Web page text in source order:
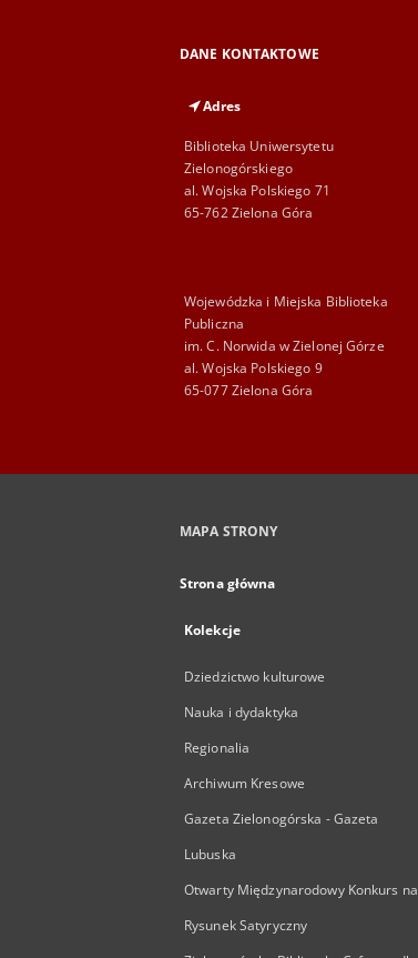
DANE KONTAKTOWE
Adres
Biblioteka Uniwersytetu
Zielonogórskiego
al. Wojska Polskiego 71
65-762 Zielona Góra
Wojewódzka i Miejska Biblioteka
Publiczna
im. C. Norwida w Zielonej Górze
al. Wojska Polskiego 9
65-077 Zielona Góra
MAPA STRONY
Strona główna
Kolekcje
Dziedzictwo kulturowe
Nauka i dydaktyka
Regionalia
Archiwum Kresowe
Gazeta Zielonogórska - Gazeta
Lubuska
Otwarty Międzynarodowy Konkurs na
Rysunek Satyryczny